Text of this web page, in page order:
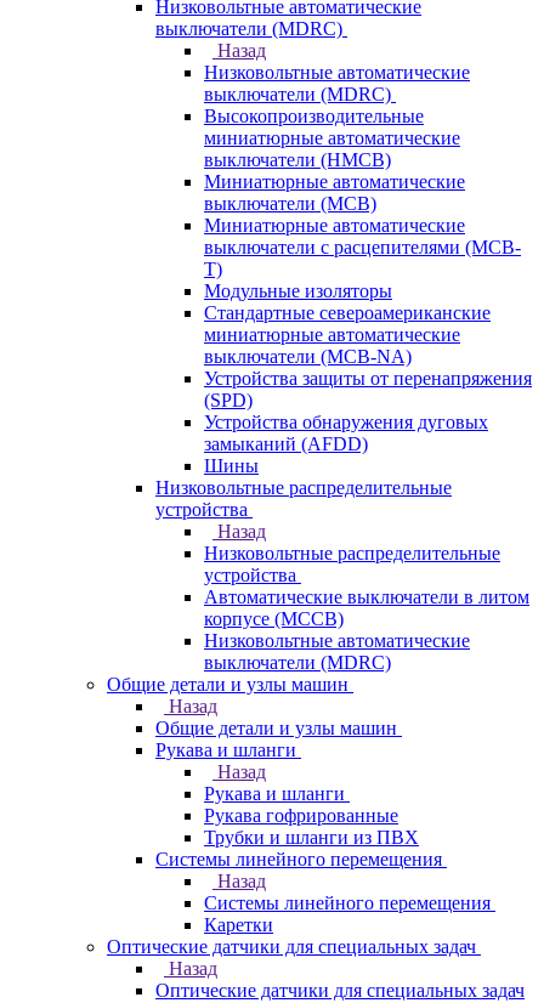
Низковольтные автоматические
выключатели (MDRC)
Назад
Низковольтные автоматические
выключатели (MDRC)
Высокопроизводительные
миниатюрные автоматические
выключатели (HMCB)
Миниатюрные автоматические
выключатели (MCB)
Миниатюрные автоматические
выключатели с расцепителями (MCB-
T)
Модульные изоляторы
Стандартные североамериканские
миниатюрные автоматические
выключатели (MCB-NA)
Устройства защиты от перенапряжения
(SPD)
Устройства обнаружения дуговых
замыканий (AFDD)
Шины
Низковольтные распределительные
устройства
Назад
Низковольтные распределительные
устройства
Автоматические выключатели в литом
корпусе (MCCB)
Низковольтные автоматические
выключатели (MDRC)
Общие детали и узлы машин
Назад
Общие детали и узлы машин
Рукава и шланги
Назад
Рукава и шланги
Рукава гофрированные
Трубки и шланги из ПВХ
Системы линейного перемещения
Назад
Системы линейного перемещения
Каретки
Оптические датчики для специальных задач
Назад
Оптические датчики для специальных задач